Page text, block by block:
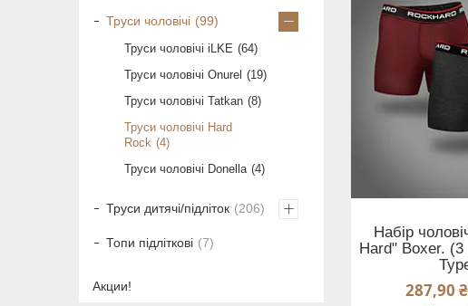
Набір
Hard" Boxer.
287,90
Труси чоловічі 99
Труси чоловічі iLKE
64
Труси чоловічі Onurel
19
Труси чоловічі Tatkan 8
Труси чоловічі Hard
Rock 4
Труси чоловічі Donella 4
Труси дитячі/підліток 206
Топи підліткові 7
Акции!